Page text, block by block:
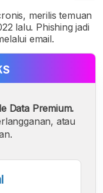
merilis temuan
lalu. Phishing jadi
email.
Data Premium.
atau